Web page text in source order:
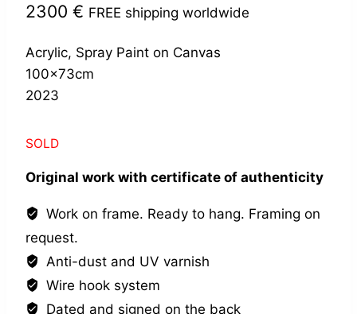
2300 € FREE shipping worldwide
Acrylic, Spray Paint on Canvas
100x73cm
2023
SOLD
Original work with certificate of authenticity
Work on frame. Ready to hang. Framing on
request.
Anti-dust and UV varnish
Wire hook system
Dated and signed on the back